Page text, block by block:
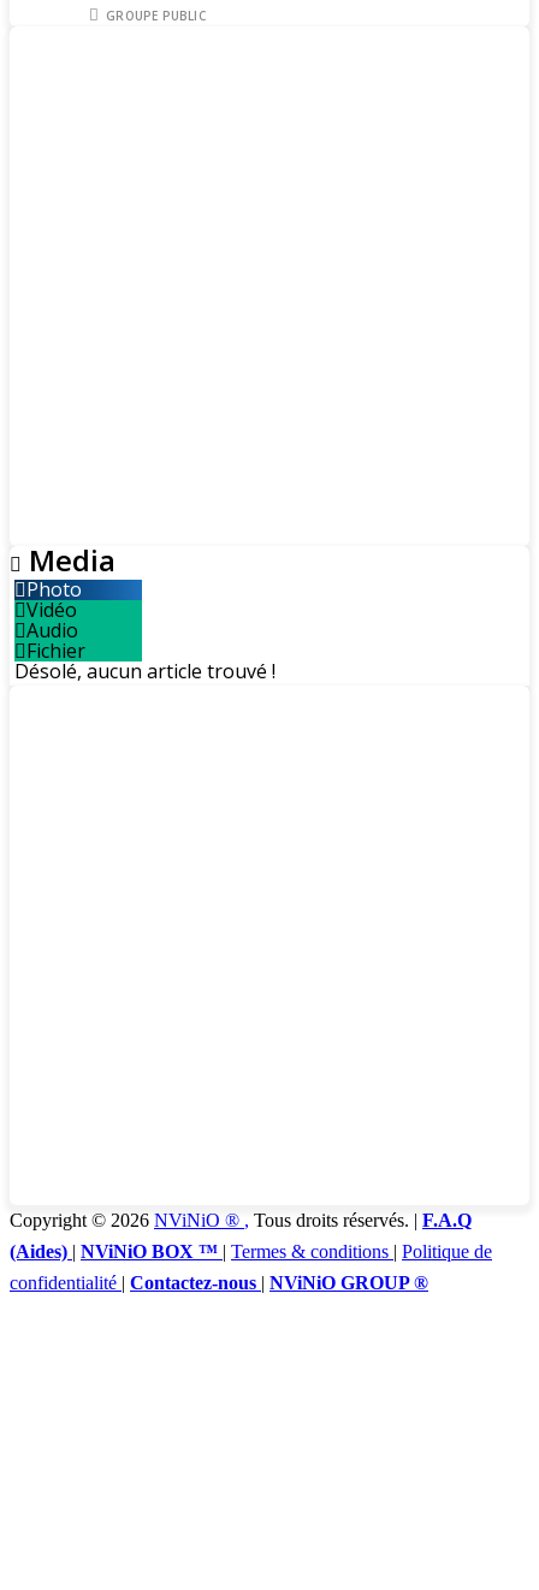
GROUPE PUBLIC
Media
Photo
Vidéo
Audio
Fichier
Désolé, aucun article trouvé !
Copyright © 2026 NViNiO ® , Tous droits réservés. | F.A.Q
(Aides) | NViNiO BOX ™ | Termes & conditions | Politique de
confidentialité | Contactez-nous | NViNiO GROUP ®